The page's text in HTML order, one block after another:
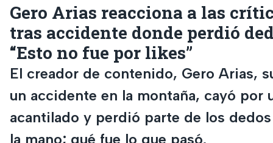
Gero Arias reacciona a las
tras accidente donde perdió
“Esto no fue por likes”
El creador de contenido, Gero Arias,
un accidente en la montaña, cayó por
acantilado y perdió parte de los
la mano; qué fue lo que pasó.